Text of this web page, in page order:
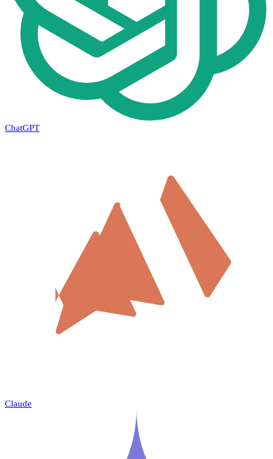
ChatGPT
Claude